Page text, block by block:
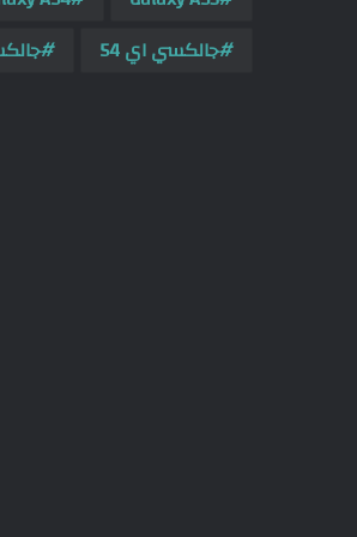
جالكسي اي 54